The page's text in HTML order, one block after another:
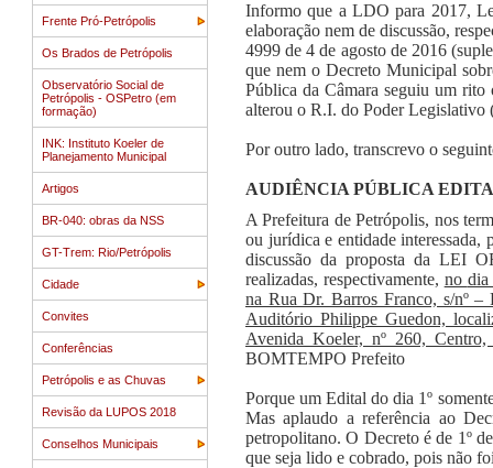
Frente Pró-Petrópolis
Os Brados de Petrópolis
Observatório Social de
Petrópolis - OSPetro (em
formação)
INK: Instituto Koeler de
Planejamento Municipal
Artigos
BR-040: obras da NSS
GT-Trem: Rio/Petrópolis
Cidade
Convites
Conferências
Petrópolis e as Chuvas
Revisão da LUPOS 2018
Conselhos Municipais
Informo que a LDO para 2017,
elaboração nem de discussão,
4999 de 4 de agosto de 2016
que nem o Decreto Municipal
Pública da Câmara seguiu um rito
alterou o R.I. do Poder Legislativo
Por outro lado, transcrevo o
AUDIÊNCIA PÚBLICA
A Prefeitura de Petrópolis, nos
ou jurídica e entidade interessada,
discussão da proposta da LEI
realizadas, respectivamente, no dia
na Rua Dr. Barros Franco, s/nº
Auditório Philippe Guedon,
Avenida Koeler, nº 260, Centro,
BOMTEMPO Prefeito
Porque um Edital do dia 1º
Mas aplaudo a referência ao
petropolitano. O Decreto é de 1º
que seja lido e cobrado, pois não